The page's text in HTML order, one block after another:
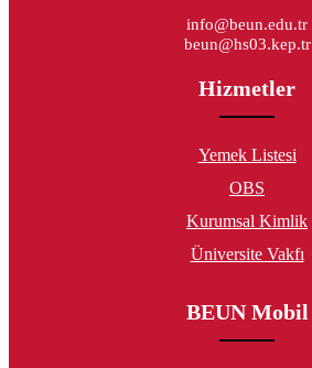
info@beun.edu.tr
beun@hs03.kep.tr
Hizmetler
Yemek Listesi
OBS
Kurumsal Kimlik
Üniversite Vakfı
BEUN Mobil